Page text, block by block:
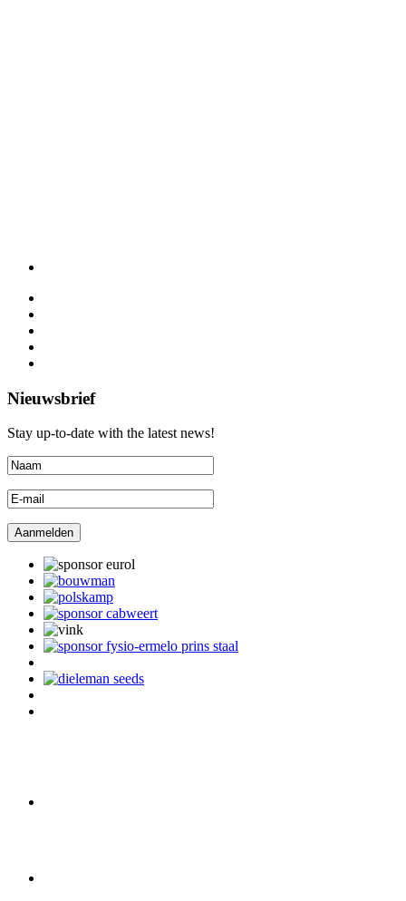
Nieuwsbrief
Stay up-to-date with the latest news!